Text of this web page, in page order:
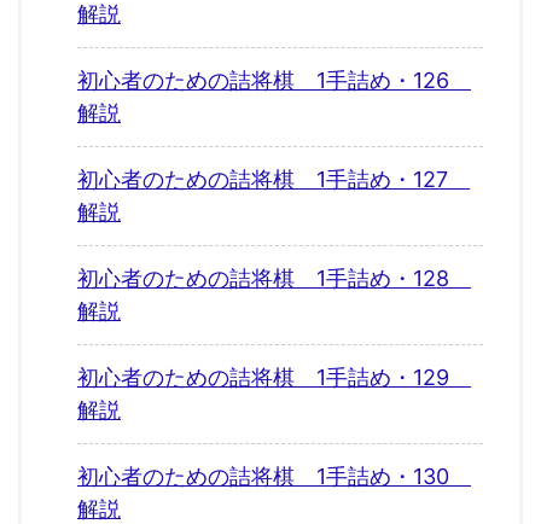
解説
初心者のための詰将棋 1手詰め・126
解説
初心者のための詰将棋 1手詰め・127
解説
初心者のための詰将棋 1手詰め・128
解説
初心者のための詰将棋 1手詰め・129
解説
初心者のための詰将棋 1手詰め・130
解説